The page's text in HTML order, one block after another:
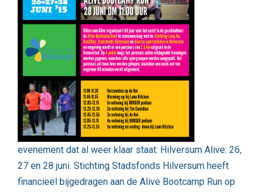
evenement dat al weer klaar staat: Hilversum Alive: 26,
27 en 28 juni. Stichting Stadsfonds Hilversum heeft
financieel bijgedragen aan de Alive Bootcamp Run op